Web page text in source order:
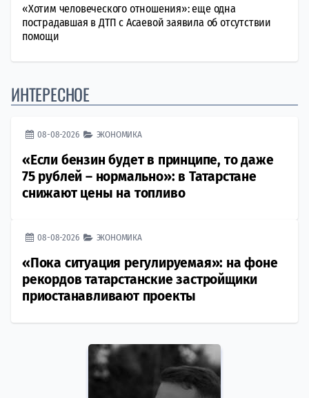
«Хотим человеческого отношения»: еще одна
пострадавшая в ДТП с Асаевой заявила об отсутствии
помощи
ИНТЕРЕСНОЕ
08-08-2026 ЭКОНОМИКА
«Если бензин будет в принципе, то даже
75 рублей – нормально»: в Татарстане
снижают цены на топливо
08-08-2026 ЭКОНОМИКА
«Пока ситуация регулируемая»: на фоне
рекордов татарстанские застройщики
приостанавливают проекты